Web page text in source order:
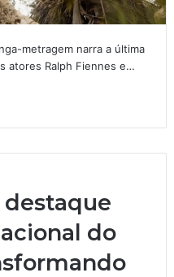
metragem narra a última
atores Ralph Fiennes e…
destaque
do